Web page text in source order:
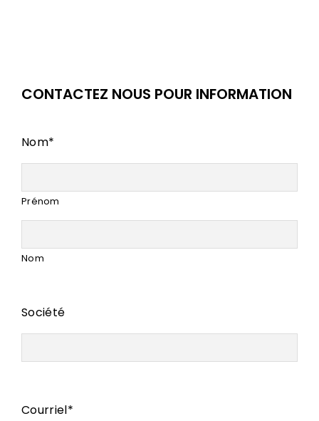
CONTACTEZ NOUS POUR INFORMATION
Nom*
Prénom
Nom
Société
Courriel*